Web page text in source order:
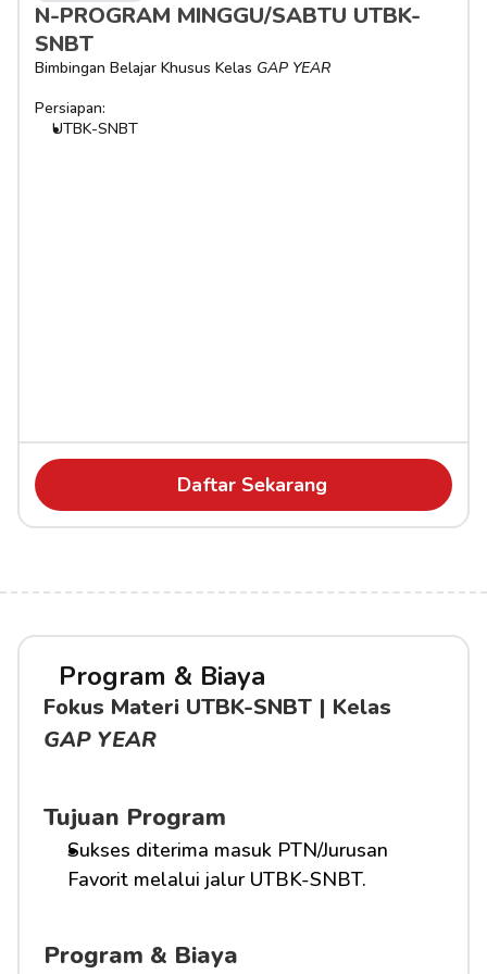
N-PROGRAM MINGGU/SABTU UTBK-
SNBT
Bimbingan Belajar Khusus Kelas GAP YEAR
Persiapan:
UTBK-SNBT
Daftar Sekarang
Program & Biaya
GAP YEAR
Tujuan Program
Sukses diterima masuk PTN/Jurusan
Favorit melalui jalur UTBK-SNBT.
Program & Biaya